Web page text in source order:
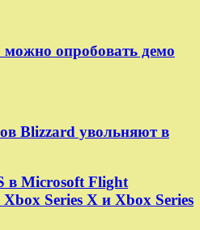
опробовать демо
Blizzard увольняют в
в Microsoft Flight
Series X и Xbox Series